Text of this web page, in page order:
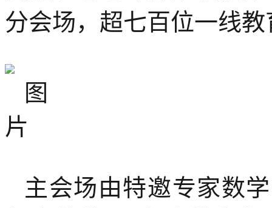
分会场，超七百位一线
主会场由特邀专家数